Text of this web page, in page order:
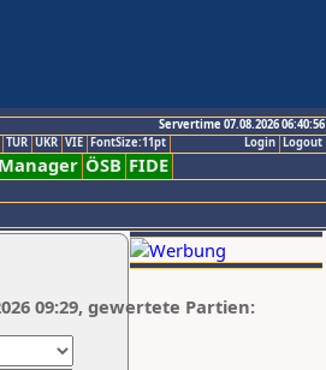
Servertime 07.08.2026 06:40:56
Logout
Login
TUR UKR VIE FontSize:11pt
ÖSB FIDE
09:29, gewertete Partien: